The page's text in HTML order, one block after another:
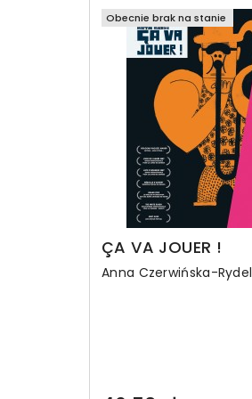
Obecnie brak na stanie
ÇA VA JOUER !
Anna Czerwińska-Rydel